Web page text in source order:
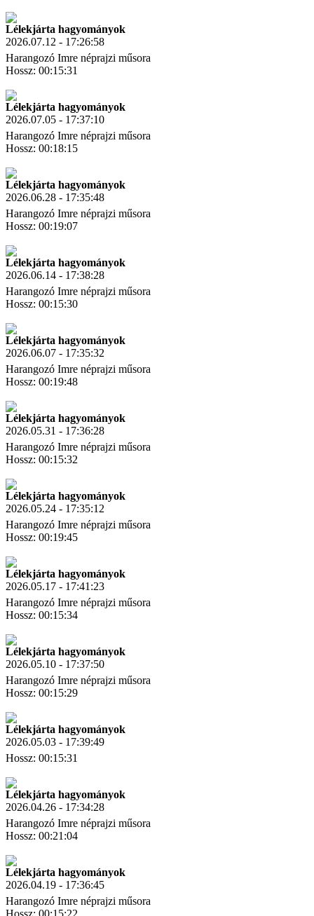
Lélekjárta hagyományok
2026.07.12 - 17:26:58
Harangozó Imre néprajzi műsora
Hossz: 00:15:31
Lélekjárta hagyományok
2026.07.05 - 17:37:10
Harangozó Imre néprajzi műsora
Hossz: 00:18:15
Lélekjárta hagyományok
2026.06.28 - 17:35:48
Harangozó Imre néprajzi műsora
Hossz: 00:19:07
Lélekjárta hagyományok
2026.06.14 - 17:38:28
Harangozó Imre néprajzi műsora
Hossz: 00:15:30
Lélekjárta hagyományok
2026.06.07 - 17:35:32
Harangozó Imre néprajzi műsora
Hossz: 00:19:48
Lélekjárta hagyományok
2026.05.31 - 17:36:28
Harangozó Imre néprajzi műsora
Hossz: 00:15:32
Lélekjárta hagyományok
2026.05.24 - 17:35:12
Harangozó Imre néprajzi műsora
Hossz: 00:19:45
Lélekjárta hagyományok
2026.05.17 - 17:41:23
Harangozó Imre néprajzi műsora
Hossz: 00:15:34
Lélekjárta hagyományok
2026.05.10 - 17:37:50
Harangozó Imre néprajzi műsora
Hossz: 00:15:29
Lélekjárta hagyományok
2026.05.03 - 17:39:49
Hossz: 00:15:31
Lélekjárta hagyományok
2026.04.26 - 17:34:28
Harangozó Imre néprajzi műsora
Hossz: 00:21:04
Lélekjárta hagyományok
2026.04.19 - 17:36:45
Harangozó Imre néprajzi műsora
Hossz: 00:15:22